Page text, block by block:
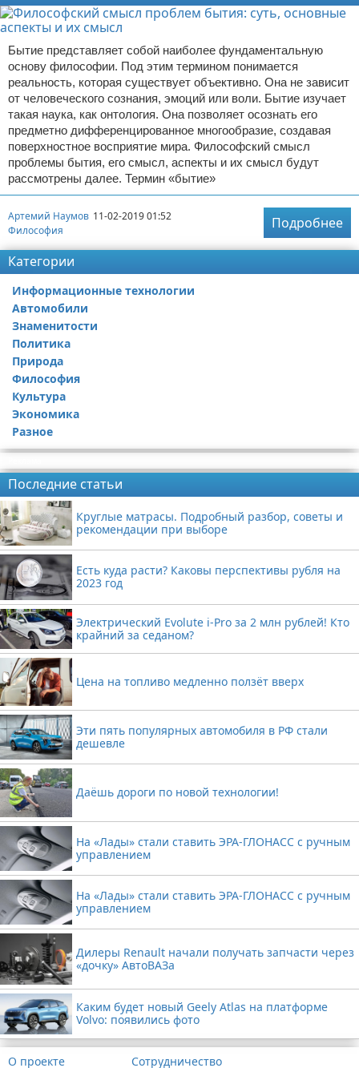
Бытие представляет собой наиболее фундаментальную
основу философии. Под этим термином понимается
реальность, которая существует объективно. Она не зависит
от человеческого сознания, эмоций или воли. Бытие изучает
такая наука, как онтология. Она позволяет осознать его
предметно дифференцированное многообразие, создавая
поверхностное восприятие мира. Философский смысл
проблемы бытия, его смысл, аспекты и их смысл будут
рассмотрены далее. Термин «бытие»
Артемий Наумов 11-02-2019 01:52
Философия
Подробнее
Категории
Информационные технологии
Автомобили
Знаменитости
Политика
Природа
Философия
Культура
Экономика
Разное
Последние статьи
Круглые матрасы. Подробный разбор, советы и
рекомендации при выборе
Есть куда расти? Каковы перспективы рубля на
2023 год
Электрический Evolute i-Pro за 2 млн рублей! Кто
крайний за седаном?
Цена на топливо медленно ползёт вверх
Эти пять популярных автомобиля в РФ стали
дешевле
Даёшь дороги по новой технологии!
На «Лады» стали ставить ЭРА-ГЛОНАСС с ручным
управлением
На «Лады» стали ставить ЭРА-ГЛОНАСС с ручным
управлением
Дилеры Renault начали получать запчасти через
«дочку» АвтоВАЗа
Каким будет новый Geely Atlas на платформе
Volvo: появились фото
О проекте
Сотрудничество